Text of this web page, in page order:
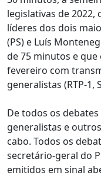
legislativas de 2022,
líderes dos dois
(PS) e Luís
de 75 minutos e
fevereiro com
generalistas (RTP-1,
De todos os
generalistas e
cabo. Todos os
secretário-geral do
emitidos em sinal